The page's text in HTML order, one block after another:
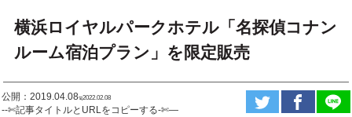
横浜ロイヤルパークホテル「名探偵コナン
ルーム宿泊プラン」を限定販売
公開：2019.04.08ಇ2022.02.08
--✄記事タイトルとURLをコピーする-✄—